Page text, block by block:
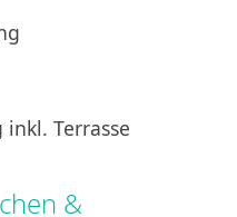
Terrasse
&